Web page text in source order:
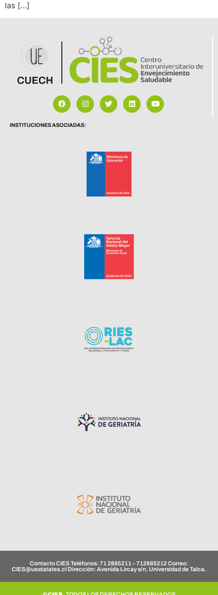
las […]
INSTITUCIONES ASOCIADAS:
Contacto CIES Teléfonos: 71 2885211 – 712885212 Correo:
CIES@uestatates.cl Dirección: Avenida Lircay s/n, Universidad de Talca.